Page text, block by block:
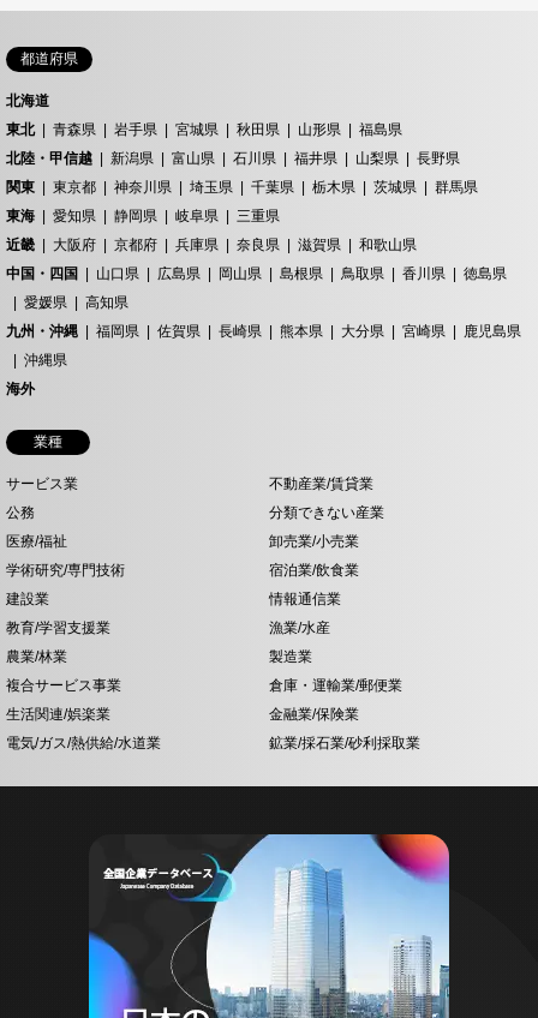
都道府県
北海道
東北
青森県 岩手県 宮城県 秋田県 山形県
福島県
北陸・甲信越
新潟県 富山県 石川県 福井県 山梨県
長野県
関東
東京都 神奈川県 埼玉県 千葉県 栃木県 茨城県
群馬県
東海
愛知県 静岡県 岐阜県
三重県
近畿
大阪府 京都府 兵庫県 奈良県 滋賀県
和歌山県
中国・四国
山口県 広島県 岡山県 島根県 鳥取県 香川県
徳島県
愛媛県
高知県
九州・沖縄
福岡県 佐賀県 長崎県 熊本県 大分県 宮崎県
鹿児島県
沖縄県
海外
業種
サービス業
不動産業/賃貸業
公務
分類できない産業
医療/福祉
卸売業/小売業
学術研究/専門技術
宿泊業/飲食業
建設業
情報通信業
教育/学習支援業
漁業/水産
農業/林業
製造業
複合サービス事業
倉庫・運輸業/郵便業
生活関連/娯楽業
金融業/保険業
電気/ガス/熱供給/水道業
鉱業/採石業/砂利採取業